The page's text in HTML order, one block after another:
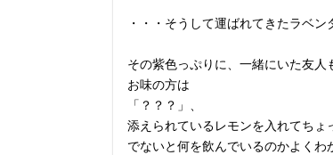
・・・そうして運ばれてきたラベン
その紫色っぷりに、一緒にいた友人
お味の方は
「？？？」、
添えられているレモンを入れてちょ
でないと何を飲んでいるのかよくわ